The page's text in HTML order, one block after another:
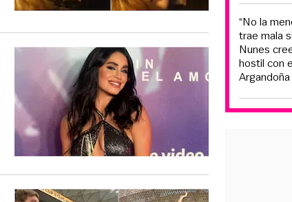
“No la
trae mala
Nunes
hostil con
Argandoña